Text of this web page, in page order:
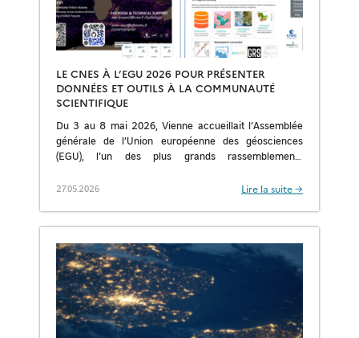
LE CNES À L’EGU 2026 POUR PRÉSENTER
DONNÉES ET OUTILS À LA COMMUNAUTÉ
SCIENTIFIQUE
Du 3 au 8 mai 2026, Vienne accueillait l’Assemblée
générale de l’Union européenne des géosciences
(EGU), l’un des plus grands rassemblements
sciences de la […]
27.05.2026 Lire la suite →